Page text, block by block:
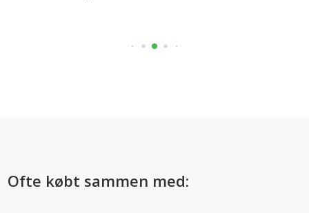
Ofte købt sammen med: